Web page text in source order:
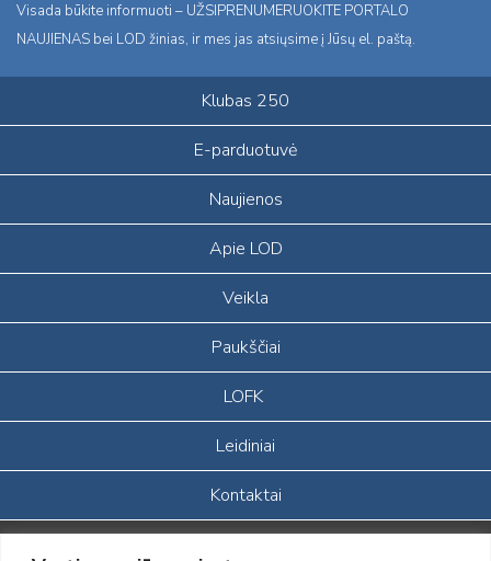
Visada būkite informuoti – UŽSIPRENUMERUOKITE PORTALO
NAUJIENAS bei LOD žinias, ir mes jas atsiųsime į Jūsų el. paštą.
Klubas 250
E-parduotuvė
Naujienos
Apie LOD
Veikla
Paukščiai
LOFK
Leidiniai
Kontaktai
Portalas sukurtas įgyvendinant Lietuvos Respublikos, Europos